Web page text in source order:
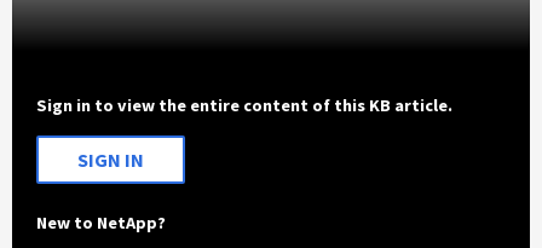
Sign in to view the entire content of this KB article.
SIGN IN
New to NetApp?